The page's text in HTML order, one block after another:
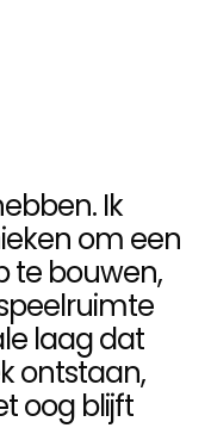
Ik
om een
te bouwen,
laag dat
ontstaan,
oog blijft